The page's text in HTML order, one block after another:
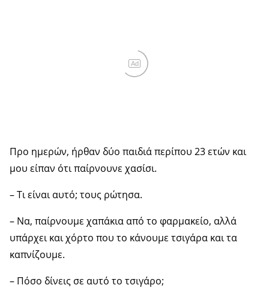
Ad
Προ ημερών, ήρθαν δύο παιδιά περίπου 23 ετών και
μου είπαν ότι παίρνουνε χασίσι.
– Τι είναι αυτό; τους ρώτησα.
– Να, παίρνουμε χαπάκια από το φαρμακείο, αλλά
υπάρχει και χόρτο που το κάνουμε τσιγάρα και τα
καπνίζουμε.
– Πόσο δίνεις σε αυτό το τσιγάρο;